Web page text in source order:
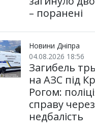
– поранені
Новини Дніпра
04.08.2026 18:56
Загибель
на АЗС під
Рогом:
справу
недбалість